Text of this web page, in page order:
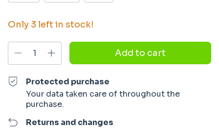
Only 3 left in stock!
Protected purchase
Your data taken care of throughout the
purchase.
Returns and changes